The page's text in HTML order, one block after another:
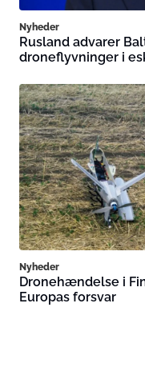
Nyheder
Rusland advarer
droneflyvninger i
Nyheder
Dronehændelse i
Europas forsvar